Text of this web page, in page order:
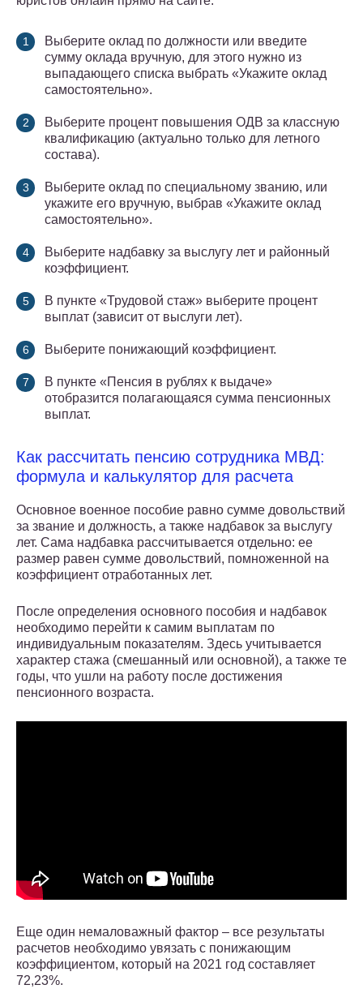
Выберите оклад по должности или введите
сумму оклада вручную, для этого нужно из
выпадающего списка выбрать «Укажите оклад
самостоятельно».
Выберите процент повышения ОДВ за классную
квалификацию (актуально только для летного
состава).
Выберите оклад по специальному званию, или
укажите его вручную, выбрав «Укажите оклад
самостоятельно».
Выберите надбавку за выслугу лет и районный
коэффициент.
В пункте «Трудовой стаж» выберите процент
выплат (зависит от выслуги лет).
Выберите понижающий коэффициент.
В пункте «Пенсия в рублях к выдаче»
отобразится полагающаяся сумма пенсионных
выплат.
Как рассчитать пенсию сотрудника МВД:
формула и калькулятор для расчета
Основное военное пособие равно сумме довольствий
за звание и должность, а также надбавок за выслугу
лет. Сама надбавка рассчитывается отдельно: ее
размер равен сумме довольствий, помноженной на
коэффициент отработанных лет.
После определения основного пособия и надбавок
необходимо перейти к самим выплатам по
индивидуальным показателям. Здесь учитывается
характер стажа (смешанный или основной), а также те
годы, что ушли на работу после достижения
пенсионного возраста.
Еще один немаловажный фактор – все результаты
расчетов необходимо увязать с понижающим
коэффициентом, который на 2021 год составляет
72,23%.